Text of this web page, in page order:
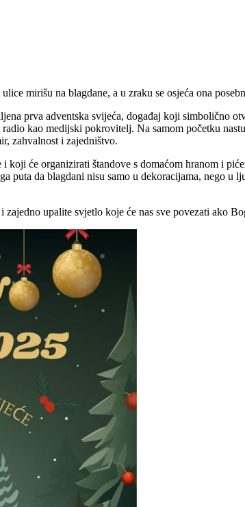
mirišu na blagdane, a u zraku se osjeća ona
prva adventska svijeća, događaj koji simbolično
kao medijski pokrovitelj. Na samom početku
zahvalnost i zajedništvo.
koji će organizirati štandove s domaćom hranom i
puta da blagdani nisu samo u dekoracijama, nego u
upalite svjetlo koje će nas sve povezati ako